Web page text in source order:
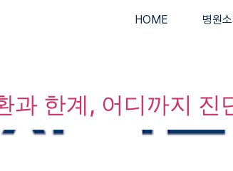
HOME 병원
과 한계, 어디까지 진